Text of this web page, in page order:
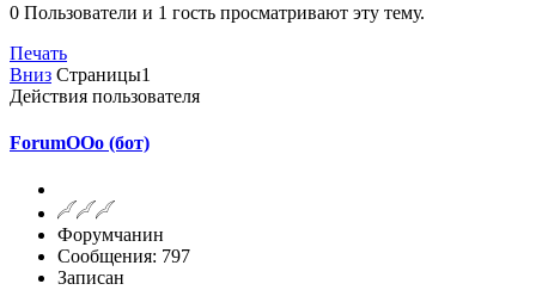
0 Пользователи и 1 гость просматривают эту тему.
Печать
Вниз Страницы1
Действия пользователя
ForumOOo (бот)
Форумчанин
Сообщения: 797
Записан